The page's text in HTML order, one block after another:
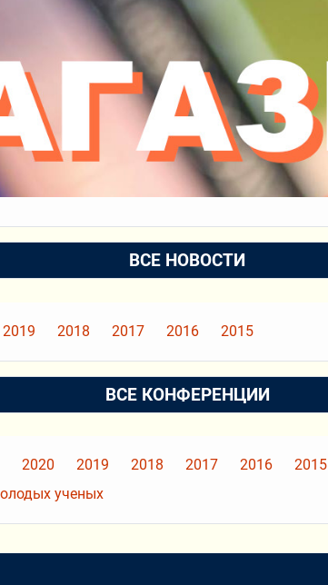
ВСЕ НОВОСТИ
2019 2018 2017 2016 2015
ВСЕ КОНФЕРЕНЦИИ
2020 2019 2018 2017 2016 2015
ученых